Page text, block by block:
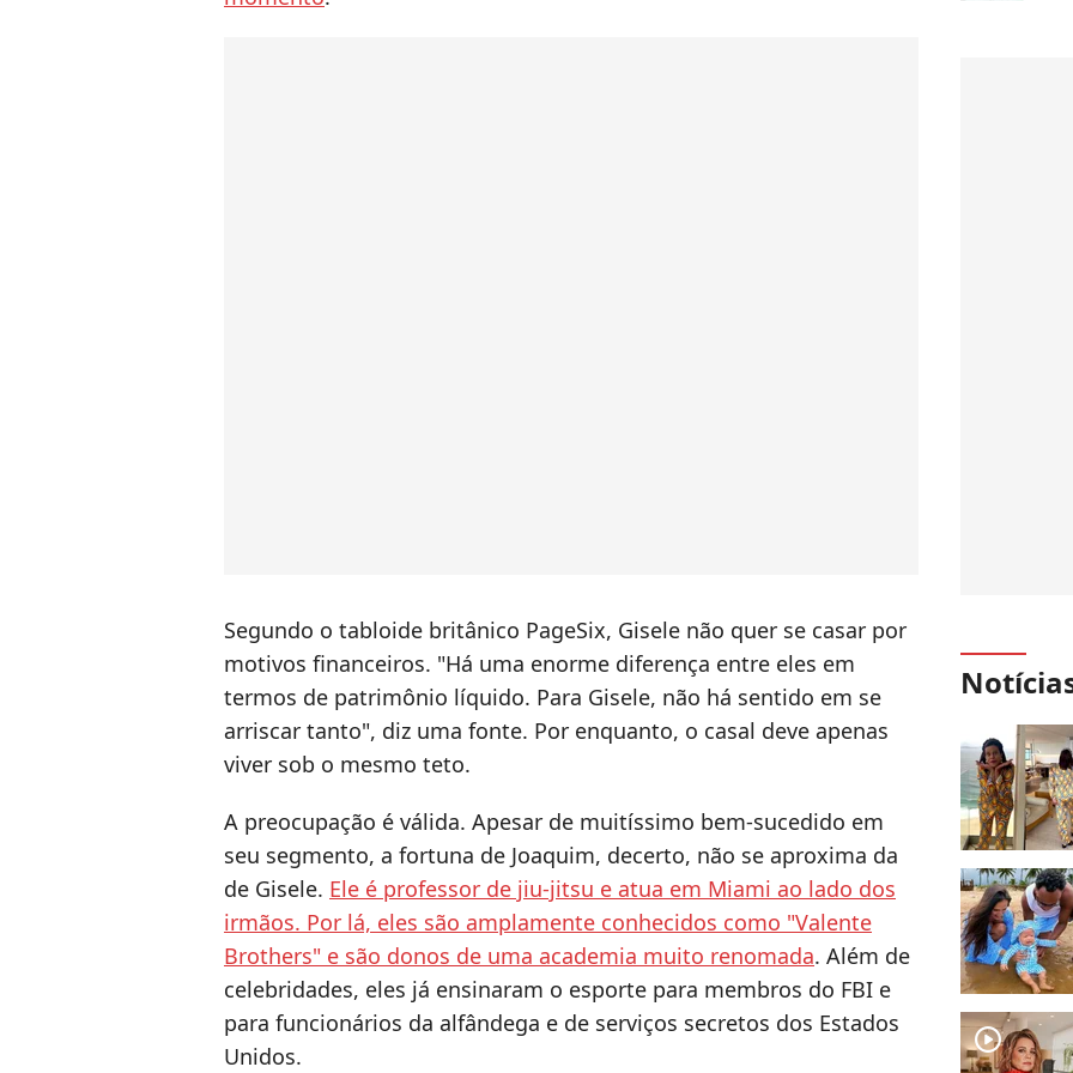
Segundo o tabloide britânico PageSix, Gisele não quer se casar por
motivos financeiros. "Há uma enorme diferença entre eles em
termos de patrimônio líquido. Para Gisele, não há sentido em se
arriscar tanto", diz uma fonte. Por enquanto, o casal deve apenas
viver sob o mesmo teto.
A preocupação é válida. Apesar de muitíssimo bem-sucedido em
seu segmento, a fortuna de Joaquim, decerto, não se aproxima da
de Gisele. Ele é professor de jiu-jitsu e atua em Miami ao lado dos
irmãos. Por lá, eles são amplamente conhecidos como "Valente
Brothers" e são donos de uma academia muito renomada. Além de
celebridades, eles já ensinaram o esporte para membros do FBI e
para funcionários da alfândega e de serviços secretos dos Estados
Unidos.
player2